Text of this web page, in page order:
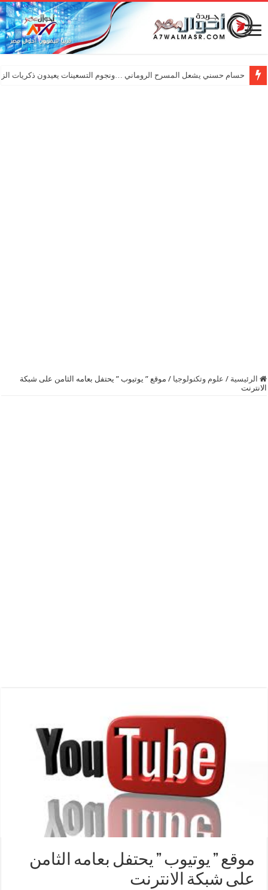
حسام حسني يشعل المسرح الروماني …ونجوم التسعينات يعيدون ذكريات
الرئيسية / علوم وتكنولوجيا / موقع ” يوتيوب ” يحتفل بعامه الثامن على شبكة
الانترنت
موقع ” يوتيوب ” يحتفل بعامه الثامن
على شبكة الانترنت